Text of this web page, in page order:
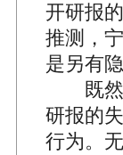
开研报
推测，
是另有
既然
研报的
行为。